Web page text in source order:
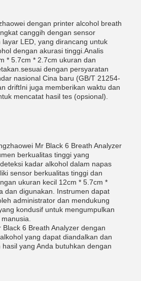
dengan printer alcohol breath
canggih dengan sensor
LED, yang dirancang untuk
dengan akurasi tinggi.Analis
* 5.7cm * 2.7cm ukuran dan
dengan persyaratan
nasional Cina baru (GB/T 21254-
driftIni juga memberikan waktu dan
mencatat hasil tes (opsional).
Mr Black 6 Breath Analyzer
berkualitas tinggi yang
kadar alkohol dalam napas
sensor berkualitas tinggi dan
ukuran kecil 12cm * 5.7cm *
dan digunakan. Instrumen dapat
administrator dan mendukung
kondusif untuk mengumpulkan
6 Breath Analyzer dengan
yang dapat diandalkan dan
yang Anda butuhkan dengan